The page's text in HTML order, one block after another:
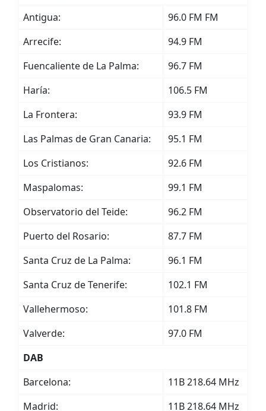
Antigua:
96.0 FM FM
Arrecife:
94.9 FM
Fuencaliente de La Palma:
96.7 FM
Haría:
106.5 FM
La Frontera:
93.9 FM
Las Palmas de Gran Canaria:
95.1 FM
Los Cristianos:
92.6 FM
Maspalomas:
99.1 FM
Observatorio del Teide:
96.2 FM
Puerto del Rosario:
87.7 FM
Santa Cruz de La Palma:
96.1 FM
Santa Cruz de Tenerife:
102.1 FM
Vallehermoso:
101.8 FM
Valverde:
97.0 FM
DAB
Barcelona:
11B 218.64 MHz
Madrid:
11B 218.64 MHz